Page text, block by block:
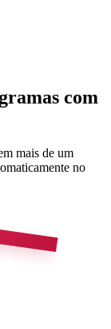
com
mais de um
no